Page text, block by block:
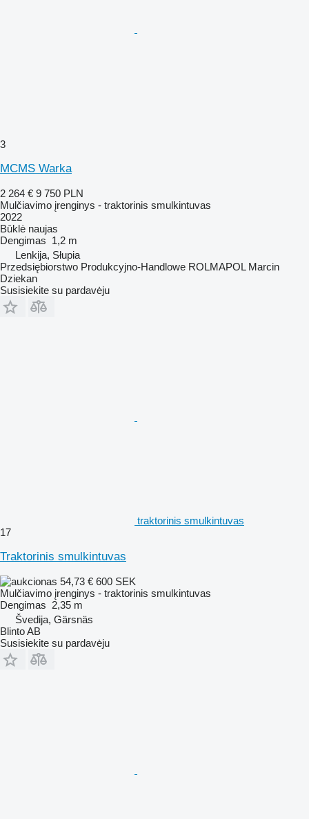
3
MCMS Warka
2 264 € 9 750 PLN
Mulčiavimo įrenginys - traktorinis smulkintuvas
2022
Būklė naujas
Dengimas 1,2 m
Lenkija, Słupia
Przedsiębiorstwo Produkcyjno-Handlowe ROLMAPOL Marcin
Dziekan
Susisiekite su pardavėju
traktorinis smulkintuvas
17
Traktorinis smulkintuvas
54,73 € 600 SEK
Mulčiavimo įrenginys - traktorinis smulkintuvas
Dengimas 2,35 m
Švedija, Gärsnäs
Blinto AB
Susisiekite su pardavėju